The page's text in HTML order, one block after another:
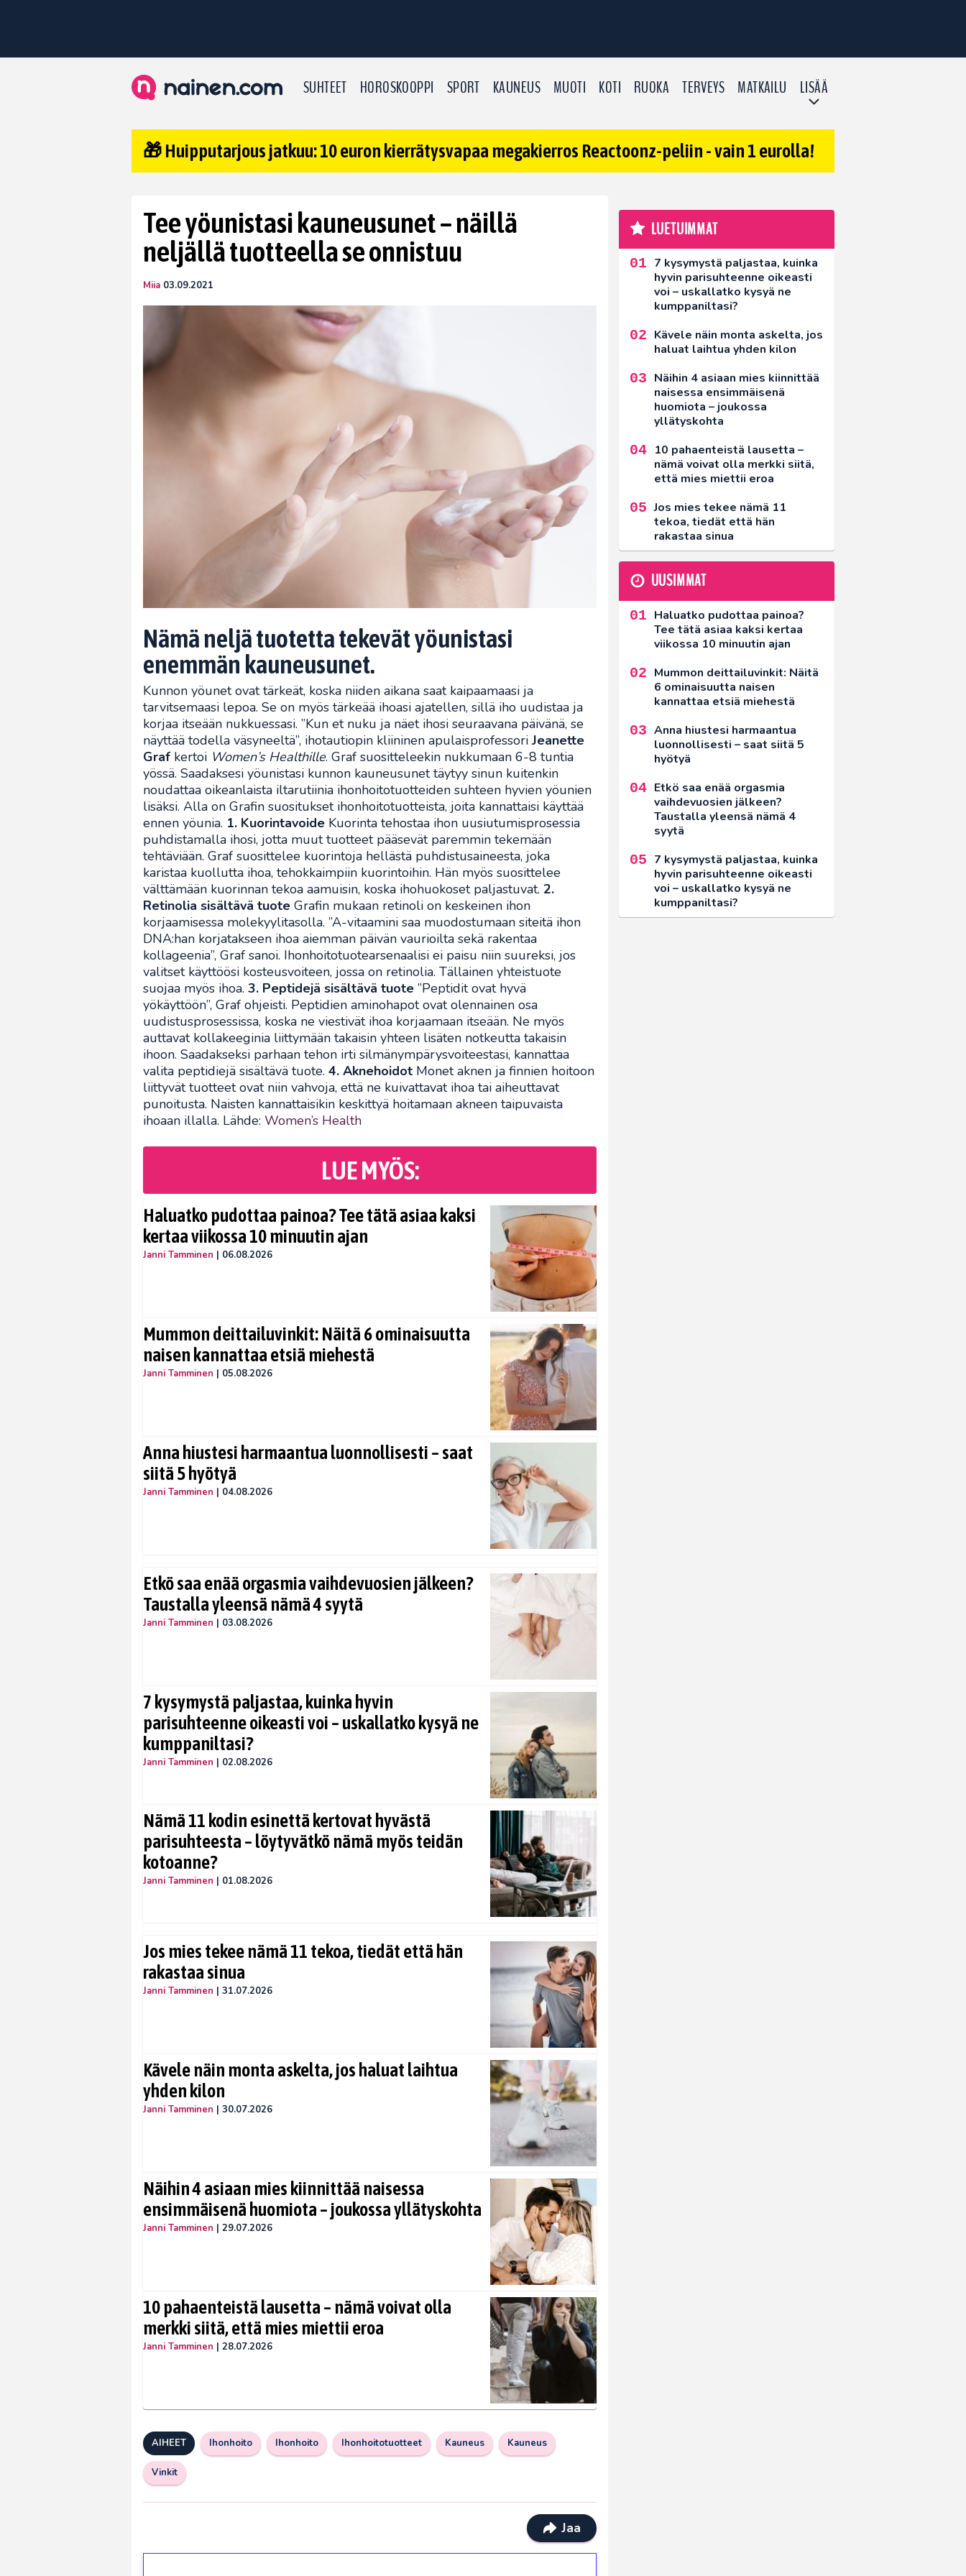
SUHTEET HOROSKOOPPI SPORT KAUNEUS MUOTI KOTI RUOKA TERVEYS MATKAILU LISÄÄ
🎁 Huipputarjous jatkuu: 10 euron kierrätysvapaa megakierros Reactoonz-peliin - vain 1 eurolla!
Tee yöunistasi kauneusunet – näillä
neljällä tuotteella se onnistuu
Miia 03.09.2021
Nämä neljä tuotetta tekevät yöunistasi
enemmän kauneusunet.
Kunnon yöunet ovat tärkeät, koska niiden aikana saat kaipaamaasi ja
tarvitsemaasi lepoa. Se on myös tärkeää ihoasi ajatellen, sillä iho uudistaa ja
korjaa itseään nukkuessasi. ”Kun et nuku ja näet ihosi seuraavana päivänä, se
näyttää todella väsyneeltä”, ihotautiopin kliininen apulaisprofessori Jeanette
Graf kertoi Women’s Healthille. Graf suositteleekin nukkumaan 6-8 tuntia
yössä. Saadaksesi yöunistasi kunnon kauneusunet täytyy sinun kuitenkin
noudattaa oikeanlaista iltarutiinia ihonhoitotuotteiden suhteen hyvien yöunien
lisäksi. Alla on Grafin suositukset ihonhoitotuotteista, joita kannattaisi käyttää
ennen yöunia. 1. Kuorintavoide Kuorinta tehostaa ihon uusiutumisprosessia
puhdistamalla ihosi, jotta muut tuotteet pääsevät paremmin tekemään
tehtäviään. Graf suosittelee kuorintoja hellästä puhdistusaineesta, joka
karistaa kuollutta ihoa, tehokkaimpiin kuorintoihin. Hän myös suosittelee
välttämään kuorinnan tekoa aamuisin, koska ihohuokoset paljastuvat. 2.
Retinolia sisältävä tuote Grafin mukaan retinoli on keskeinen ihon
korjaamisessa molekyylitasolla. ”A-vitaamini saa muodostumaan siteitä ihon
DNA:han korjatakseen ihoa aiemman päivän vaurioilta sekä rakentaa
kollageenia”, Graf sanoi. Ihonhoitotuotearsenaalisi ei paisu niin suureksi, jos
valitset käyttöösi kosteusvoiteen, jossa on retinolia. Tällainen yhteistuote
suojaa myös ihoa. 3. Peptidejä sisältävä tuote ”Peptidit ovat hyvä
yökäyttöön”, Graf ohjeisti. Peptidien aminohapot ovat olennainen osa
uudistusprosessissa, koska ne viestivät ihoa korjaamaan itseään. Ne myös
auttavat kollakeeginia liittymään takaisin yhteen lisäten notkeutta takaisin
ihoon. Saadakseksi parhaan tehon irti silmänympärysvoiteestasi, kannattaa
valita peptidiejä sisältävä tuote. 4. Aknehoidot Monet aknen ja finnien hoitoon
liittyvät tuotteet ovat niin vahvoja, että ne kuivattavat ihoa tai aiheuttavat
punoitusta. Naisten kannattaisikin keskittyä hoitamaan akneen taipuvaista
ihoaan illalla. Lähde: Women’s Health
LUE MYÖS:
Haluatko pudottaa painoa? Tee tätä asiaa kaksi
kertaa viikossa 10 minuutin ajan
Janni Tamminen | 06.08.2026
Mummon deittailuvinkit: Näitä 6 ominaisuutta
naisen kannattaa etsiä miehestä
Janni Tamminen | 05.08.2026
Anna hiustesi harmaantua luonnollisesti – saat
siitä 5 hyötyä
Janni Tamminen | 04.08.2026
Etkö saa enää orgasmia vaihdevuosien jälkeen?
Taustalla yleensä nämä 4 syytä
Janni Tamminen | 03.08.2026
7 kysymystä paljastaa, kuinka hyvin
parisuhteenne oikeasti voi – uskallatko kysyä ne
kumppaniltasi?
Janni Tamminen | 02.08.2026
Nämä 11 kodin esinettä kertovat hyvästä
parisuhteesta – löytyvätkö nämä myös teidän
kotoanne?
Janni Tamminen | 01.08.2026
Jos mies tekee nämä 11 tekoa, tiedät että hän
rakastaa sinua
Janni Tamminen | 31.07.2026
Kävele näin monta askelta, jos haluat laihtua
yhden kilon
Janni Tamminen | 30.07.2026
Näihin 4 asiaan mies kiinnittää naisessa
ensimmäisenä huomiota – joukossa yllätyskohta
Janni Tamminen | 29.07.2026
10 pahaenteistä lausetta – nämä voivat olla
merkki siitä, että mies miettii eroa
Janni Tamminen | 28.07.2026
AIHEET Ihonhoito Ihonhoito Ihonhoitotuotteet Kauneus Kauneus
Vinkit
Jaa
LUETUIMMAT
7 kysymystä paljastaa, kuinka
hyvin parisuhteenne oikeasti
voi – uskallatko kysyä ne
kumppaniltasi?
Kävele näin monta askelta, jos
haluat laihtua yhden kilon
Näihin 4 asiaan mies kiinnittää
naisessa ensimmäisenä
huomiota – joukossa
yllätyskohta
10 pahaenteistä lausetta –
nämä voivat olla merkki siitä,
että mies miettii eroa
Jos mies tekee nämä 11
tekoa, tiedät että hän
rakastaa sinua
UUSIMMAT
Haluatko pudottaa painoa?
Tee tätä asiaa kaksi kertaa
viikossa 10 minuutin ajan
Mummon deittailuvinkit: Näitä
6 ominaisuutta naisen
kannattaa etsiä miehestä
Anna hiustesi harmaantua
luonnollisesti – saat siitä 5
hyötyä
Etkö saa enää orgasmia
vaihdevuosien jälkeen?
Taustalla yleensä nämä 4
syytä
7 kysymystä paljastaa, kuinka
hyvin parisuhteenne oikeasti
voi – uskallatko kysyä ne
kumppaniltasi?